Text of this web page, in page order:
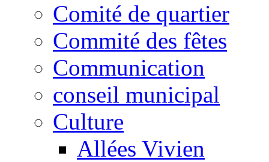
Comité de quartier
Commité des fêtes
Communication
conseil municipal
Culture
Allées Vivien